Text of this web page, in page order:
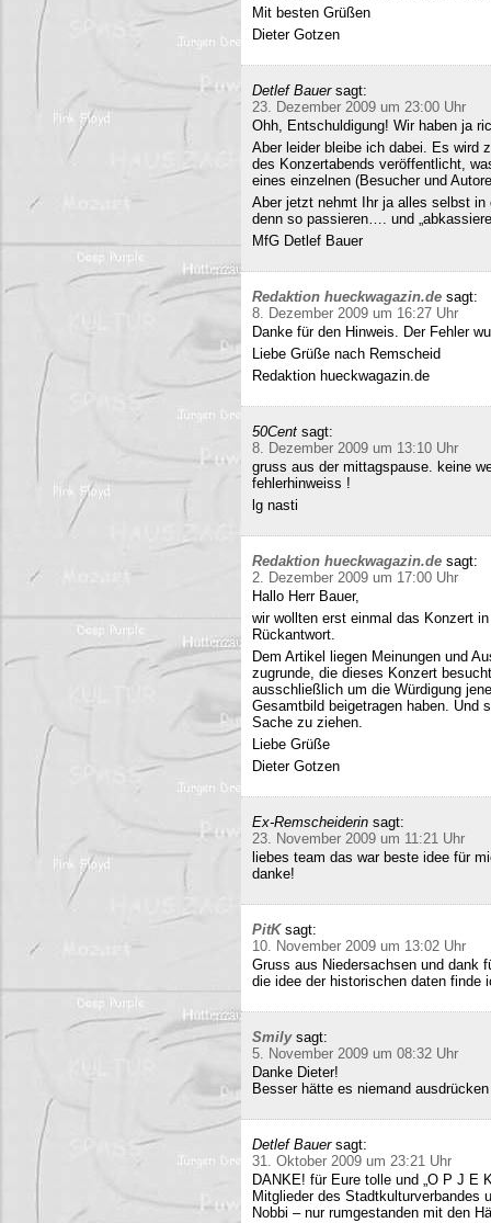
Mit besten Grüßen
Dieter Gotzen
Detlef Bauer sagt:
23. Dezember 2009 um 23:00 Uhr
Ohh, Entschuldigung! Wir haben ja
Aber leider bleibe ich dabei. Es wird
des Konzertabends veröffentlicht,
eines einzelnen (Besucher und
Aber jetzt nehmt Ihr ja alles selbst
denn so passieren…. und
MfG Detlef Bauer
Redaktion hueckwagazin.de sagt:
8. Dezember 2009 um 16:27 Uhr
Danke für den Hinweis. Der Fehler
Liebe Grüße nach Remscheid
Redaktion hueckwagazin.de
50Cent sagt:
8. Dezember 2009 um 13:10 Uhr
gruss aus der mittagspause. keine
fehlerhinweiss !
lg nasti
Redaktion hueckwagazin.de sagt:
2. Dezember 2009 um 17:00 Uhr
Hallo Herr Bauer,
wir wollten erst einmal das Konzert
Rückantwort.
Dem Artikel liegen Meinungen und
zugrunde, die dieses Konzert
ausschließlich um die Würdigung
Gesamtbild beigetragen haben. Und
Sache zu ziehen.
Liebe Grüße
Dieter Gotzen
Ex-Remscheiderin sagt:
23. November 2009 um 11:21 Uhr
liebes team das war beste idee für
danke!
PitK sagt:
10. November 2009 um 13:02 Uhr
Gruss aus Niedersachsen und dank
die idee der historischen daten finde
Smily sagt:
5. November 2009 um 08:32 Uhr
Danke Dieter!
Besser hätte es niemand
Detlef Bauer sagt:
31. Oktober 2009 um 23:21 Uhr
DANKE! für Eure tolle und „O P J E
Mitglieder des Stadtkulturverbandes
Nobbi – nur rumgestanden mit den